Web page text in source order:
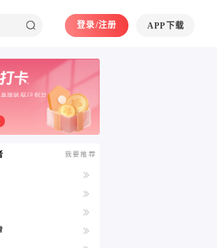
登录/注册 APP下载
接获取20积分
我要推荐